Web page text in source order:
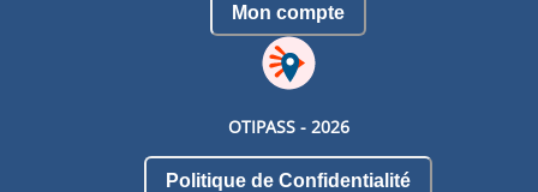
Mon compte
OTIPASS - 2026
Politique de Confidentialité